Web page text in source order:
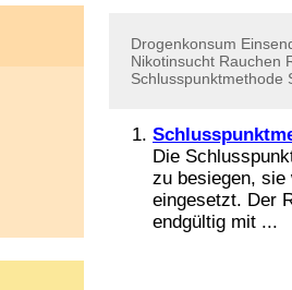
Drogenkonsum
Nikotinsucht Rauchen
Schlusspunktmethode
Die
zu besiegen,
eingesetzt. Der
endgültig mit ...